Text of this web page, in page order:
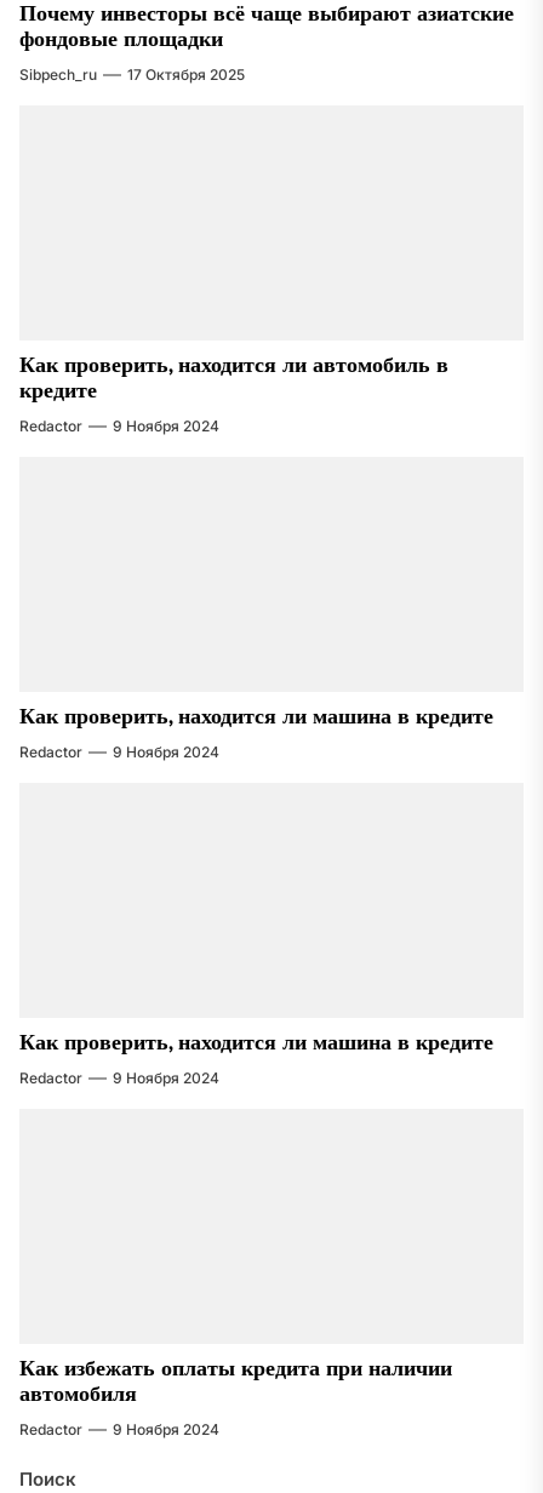
Почему инвесторы всё чаще выбирают азиатские
фондовые площадки
Sibpech_ru 17 Октября 2025
Как проверить, находится ли автомобиль в
кредите
Redactor 9 Ноября 2024
Как проверить, находится ли машина в кредите
Redactor 9 Ноября 2024
Как проверить, находится ли машина в кредите
Redactor 9 Ноября 2024
Как избежать оплаты кредита при наличии
автомобиля
Redactor 9 Ноября 2024
Поиск